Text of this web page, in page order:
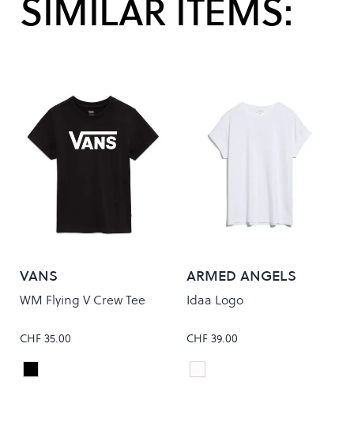
SIMILAR ITEMS:
VANS
WM Flying V Crew Tee
CHF 35.00
Colour
Black
ARMED ANGELS
Idaa Logo
CHF 39.00
Colour
White